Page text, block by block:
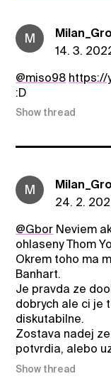
M
14. 3.
@miso98 https://
:D
Show thread
M
24. 2.
@Gbor Neviem
ohlaseny Thom
Okrem toho ma
Banhart.
Je pravda ze
dobrych ale ci je
diskutabilne.
Zostava nadej
potvrdia, alebo
Show thread